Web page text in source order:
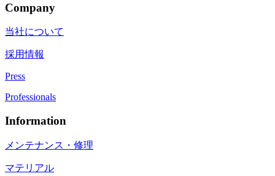
Company
当社について
採用情報
Press
Professionals
Information
メンテナンス・修理
マテリアル